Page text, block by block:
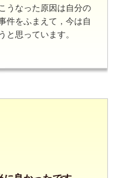
うなった原因は自分の
件をふまえて，今は自
と思っています。